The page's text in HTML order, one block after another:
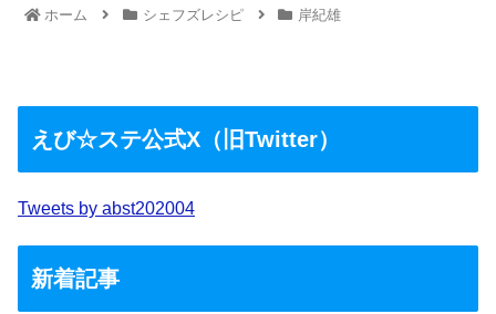
ホーム シェフズレシピ 岸紀雄
えび☆ステ公式X（旧Twitter）
Tweets by abst202004
新着記事